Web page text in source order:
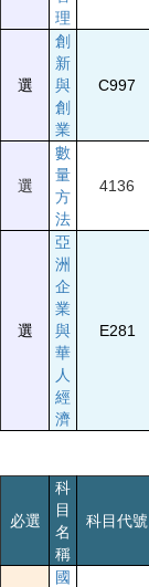
理
選
創
新
與
創
業
C997
選
數
量
方
法
4136
選
亞
洲
企
業
與
華
人
經
濟
E281
必選
科
目
名
稱
科目代號
國